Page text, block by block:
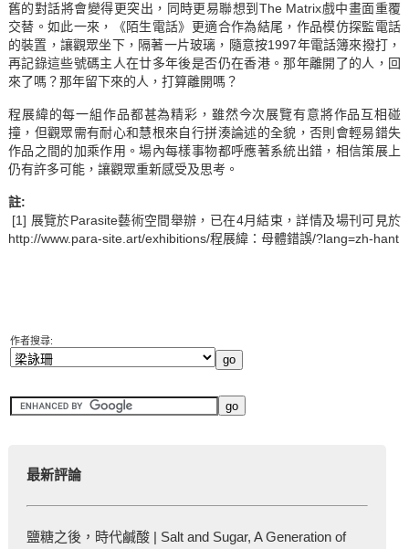
舊的對話將會變得更突出，同時更易聯想到The Matrix戲中畫面重覆
交替。如此一來，《陌生電話》更適合作為結尾，作品模仿探監電話
的裝置，讓觀眾坐下，隔著一片玻璃，隨意按1997年電話簿來撥打，
再記錄這些號碼主人在廿多年後是否仍在香港。那年離開了的人，回
來了嗎？那年留下來的人，打算離開嗎？
程展緯的每一組作品都甚為精彩，雖然今次展覽有意將作品互相碰
撞，但觀眾需有耐心和慧根來自行拼湊論述的全貌，否則會輕易錯失
作品之間的加乘作用。場內每樣事物都呼應著系統出錯，相信策展上
仍有許多可能，讓觀眾重新感受及思考。
註:
[1] 展覽於Parasite藝術空間舉辦，已在4月結束，詳情及場刊可見於
http://www.para-site.art/exhibitions/程展緯：母體錯誤/?lang=zh-hant
作者搜尋:
最新評論
鹽糖之後，時代鹹酸 | Salt and Sugar, A Generation of